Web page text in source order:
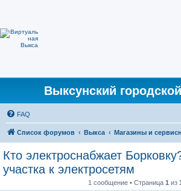
Выксунский
FAQ
Список форумов Выкса Магазины и
Кто электроснабжает
участка к электросетям
1 сообщение • Страница 1 из